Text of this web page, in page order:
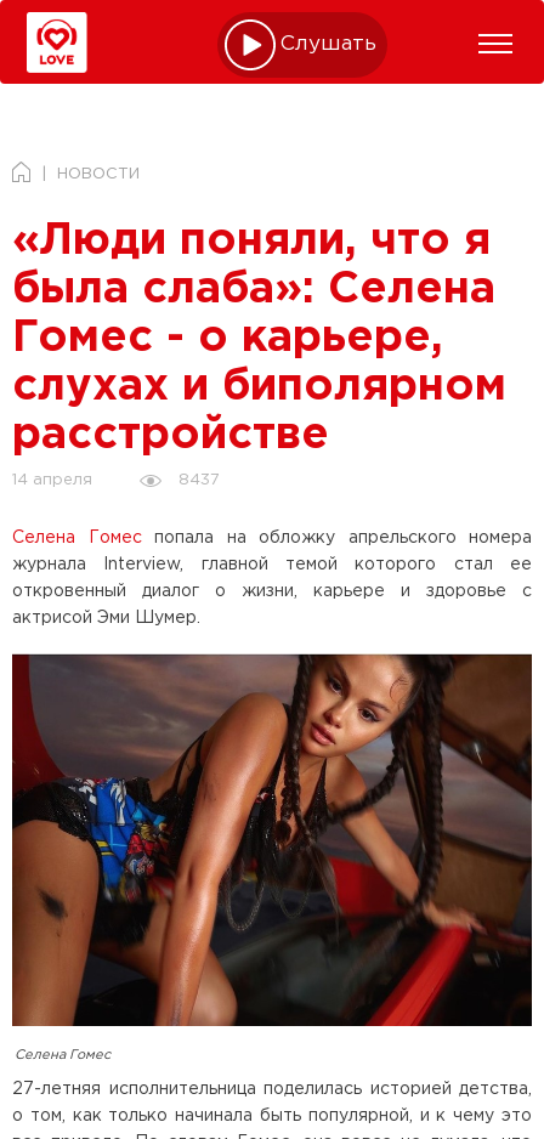
Слушать online
НОВОСТИ
«Люди поняли, что я
была слаба»: Селена
Гомес - о карьере,
слухах и биполярном
расстройстве
14 апреля 8437
Селена Гомеспопала на обложку апрельского номера
журнала Interview, главной темой которого стал ее
откровенный диалог о жизни, карьере и здоровье с
актрисой Эми Шумер.
Селена Гомес
27-летняя исполнительница поделилась историей детства,
о том, как только начинала быть популярной, и к чему это